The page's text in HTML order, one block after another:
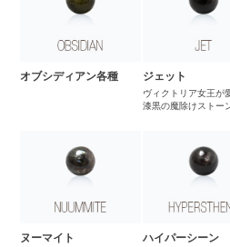
オブシディアン各種 ジェット
ヴィクトリア女王が
漆黒の魔除けストー
ヌーマイト ハイパーシーン